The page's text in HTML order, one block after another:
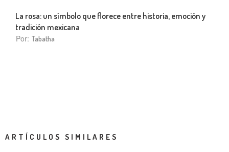
La rosa: un símbolo que florece entre historia, emoción y
tradición mexicana
Por: Tabatha
ARTÍCULOS SIMILARES